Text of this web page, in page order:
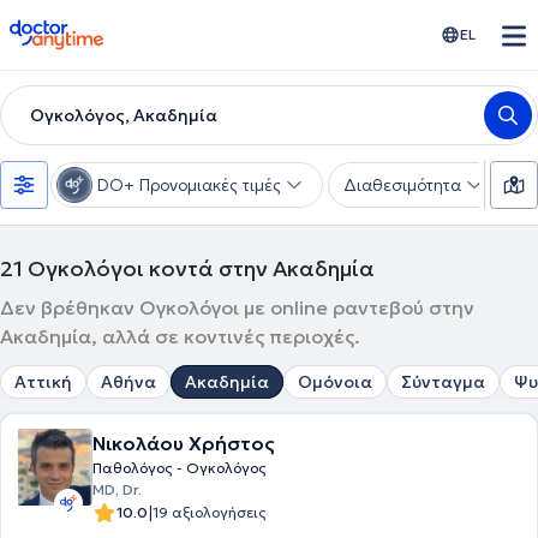
doctoranytime EL
Ογκολόγος, Ακαδημία
DO+ Προνομιακές τιμές Διαθεσιμότητα
21 Ογκολόγοι κοντά στην Ακαδημία
Δεν βρέθηκαν Ογκολόγοι με online ραντεβού στην
Ακαδημία, αλλά σε κοντινές περιοχές.
Αττική Αθήνα Ακαδημία Ομόνοια Σύνταγμα
Νικολάου Χρήστος
Παθολόγος - Ογκολόγος
MD, Dr.
10.0|19 αξιολογήσεις